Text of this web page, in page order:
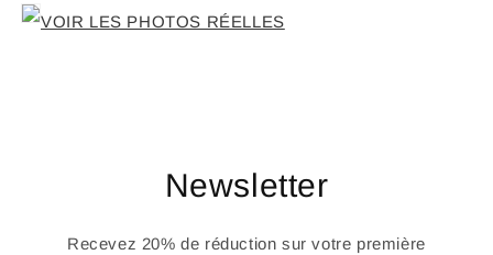
VOIR LES PHOTOS RÉELLES
Newsletter
Recevez 20% de réduction sur votre première